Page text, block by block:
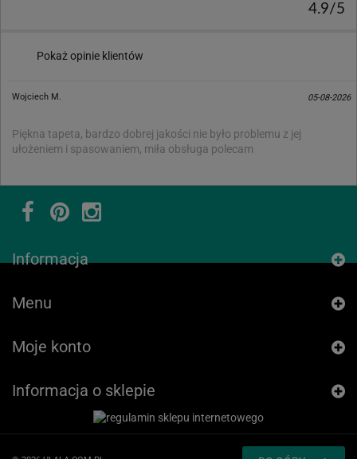
4.9/5
Pokaż opinie klientów
Wojciech M. 05-08-2026
Piękna tapeta, bardzo dobrej jakości nie było problemu z jej
ułożeniem i spasowaniem, miła obsługa polecam
Informacja
Menu
Moje konto
Informacja o sklepie